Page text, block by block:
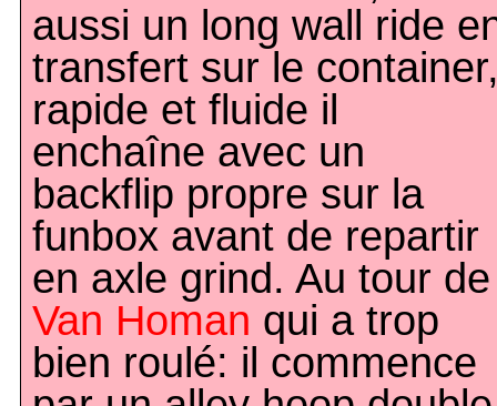
aussi un long wall ride
transfert sur le
rapide et fluide il
enchaîne avec un
backflip propre sur la
funbox avant de repartir
en axle grind. Au tour de
Van Homan qui a trop
bien roulé: il commence